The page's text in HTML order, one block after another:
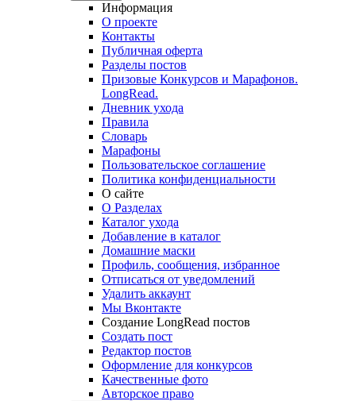
Информация
О проекте
Контакты
Публичная оферта
Разделы постов
Призовые Конкурсов и Марафонов.
LongRead.
Дневник ухода
Правила
Словарь
Марафоны
Пользовательское соглашение
Политика конфиденциальности
О сайте
О Разделах
Каталог ухода
Добавление в каталог
Домашние маски
Профиль, сообщения, избранное
Отписаться от уведомлений
Удалить аккаунт
Мы Вконтакте
Создание LongRead постов
Создать пост
Редактор постов
Оформление для конкурсов
Качественные фото
Авторское право